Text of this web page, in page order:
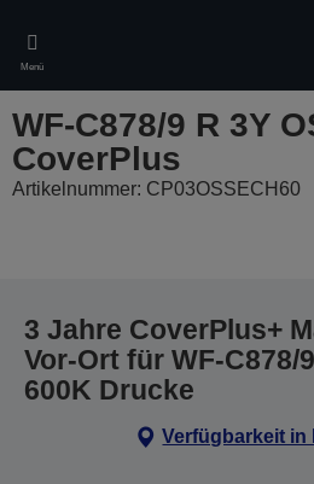
main
content
Menü
WF-C878/9 R 3Y
CoverPlus
Artikelnummer: CP03OSSECH60
3 Jahre CoverPlus+
Vor-Ort für WF-C878/
600K Drucke
Verfügbarkeit in